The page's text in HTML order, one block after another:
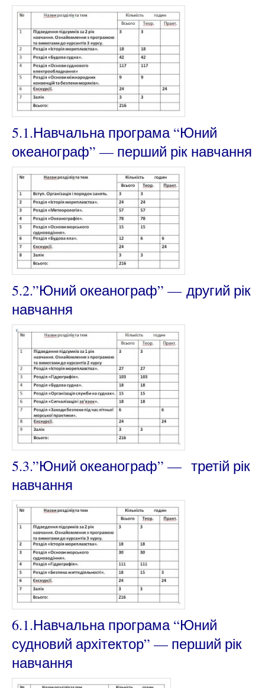
5.1.Навчальна програма “Юний
океанограф” — перший рік навчання
5.2.”Юний океанограф” — другий рік
навчання
5.3.”Юний океанограф” — третій рік
навчання
6.1.Навчальна програма “Юний
судновий архітектор” — перший рік
навчання